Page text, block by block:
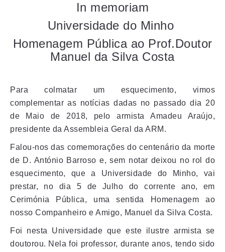
In memoriam
Universidade do Minho
Homenagem Pública ao Prof.Doutor
Manuel da Silva Costa
Para colmatar um esquecimento, vimos
complementar as notícias dadas no passado dia 20
de Maio de 2018, pelo armista Amadeu Araújo,
presidente da Assembleia Geral da ARM.
Falou-nos das comemorações do centenário da morte
de D. António Barroso e, sem notar deixou no rol do
esquecimento, que a Universidade do Minho, vai
prestar, no dia 5 de Julho do corrente ano, em
Cerimónia Pública, uma sentida Homenagem ao
nosso Companheiro e Amigo, Manuel da Silva Costa.
Foi nesta Universidade que este ilustre armista se
doutorou. Nela foi professor, durante anos, tendo sido